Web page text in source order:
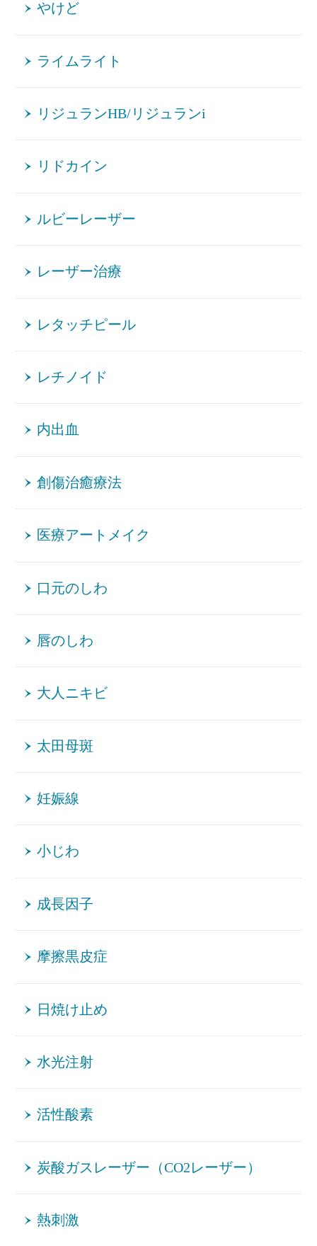
やけど
ライムライト
リジュランHB/リジュランi
リドカイン
ルビーレーザー
レーザー治療
レタッチピール
レチノイド
内出血
創傷治癒療法
医療アートメイク
口元のしわ
唇のしわ
大人ニキビ
太田母斑
妊娠線
小じわ
成長因子
摩擦黒皮症
日焼け止め
水光注射
活性酸素
炭酸ガスレーザー（CO2レーザー）
熱刺激